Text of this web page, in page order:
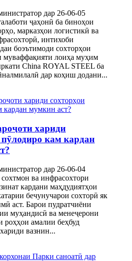
дар 26-06-05
ҷаҳонӣ ба биноҳои
марказҳои логистикӣ ва
интихоби
боэътимоди сохторҳои
муваффақияти лоиҳа муҳим
China ROYAL STEEL ба
дар коҳиш додани...
хариди
пӯлодиро кам кардан
дар 26-06-04
ва инфрасохтори
кардани маҳдудиятҳои
бечунучарои сохторӣ як
аст. Барои пудратчиёни
муҳандисӣ ва менеҷерони
роҳҳои амалии беҳбуд
вазнин...